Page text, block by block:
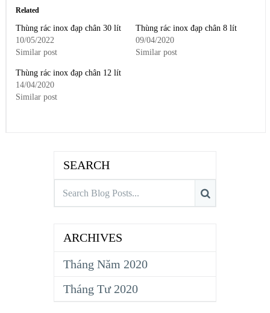
Related
Thùng rác inox đạp chân 30 lít
10/05/2022
Similar post
Thùng rác inox đạp chân 8 lít
09/04/2020
Similar post
Thùng rác inox đạp chân 12 lít
14/04/2020
Similar post
SEARCH
ARCHIVES
Tháng Năm 2020
Tháng Tư 2020